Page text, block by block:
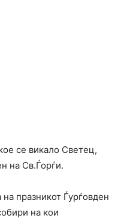
се викало Светец,
на Св.Ѓорѓи.
празникот Ѓурѓовден
на кои